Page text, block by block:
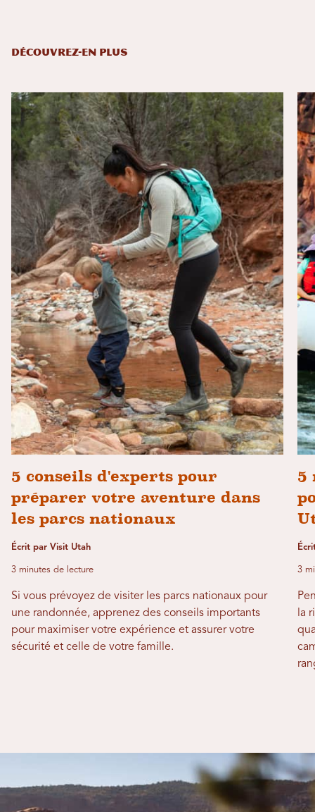
DÉCOUVREZ-EN PLUS
5 conseils d'experts pour
préparer votre aventure dans
les parcs nationaux
Écrit par Visit Utah
3 minutes de lecture
Si vous prévoyez de visiter les parcs nationaux pour
une randonnée, apprenez des conseils importants
pour maximiser votre expérience et assurer votre
sécurité et celle de votre famille.
5
3
la